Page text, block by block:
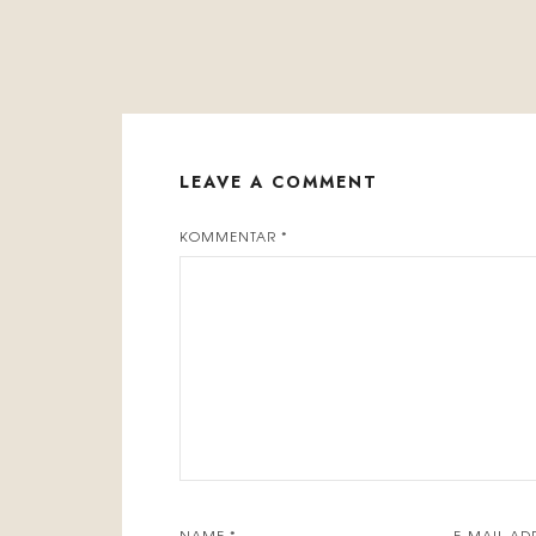
LEAVE A COMMENT
KOMMENTAR *